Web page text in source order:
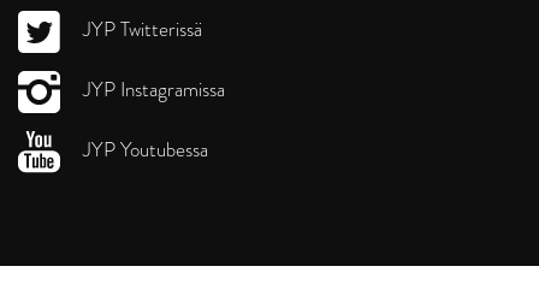
JYP Twitterissä
JYP Instagramissa
JYP Youtubessa